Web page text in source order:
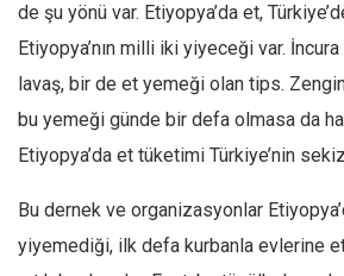
de şu yönü var. Etiyopya’da et,
Etiyopya’nın milli iki yiyeceği var.
lavaş, bir de et yemeği olan tips.
bu yemeği günde bir defa olmasa da
Etiyopya’da et tüketimi Türkiye’nin
Bu dernek ve organizasyonlar
yiyemediği, ilk defa kurbanla evlerine